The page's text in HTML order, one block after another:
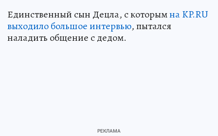
Единственный сын Децла, с которымна KP.RU
выходило большое интервью, пытался
наладить общение с дедом.